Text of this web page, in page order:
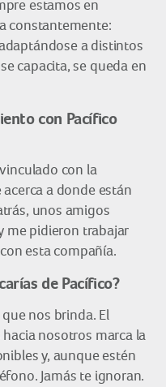
estamos en
constantemente:
a distintos
capacita, se queda en
con Pacífico
con la
a donde están
unos amigos
me pidieron trabajar
esta compañía.
de Pacífico?
nos brinda. El
nosotros marca la
y, aunque estén
Jamás te ignoran.